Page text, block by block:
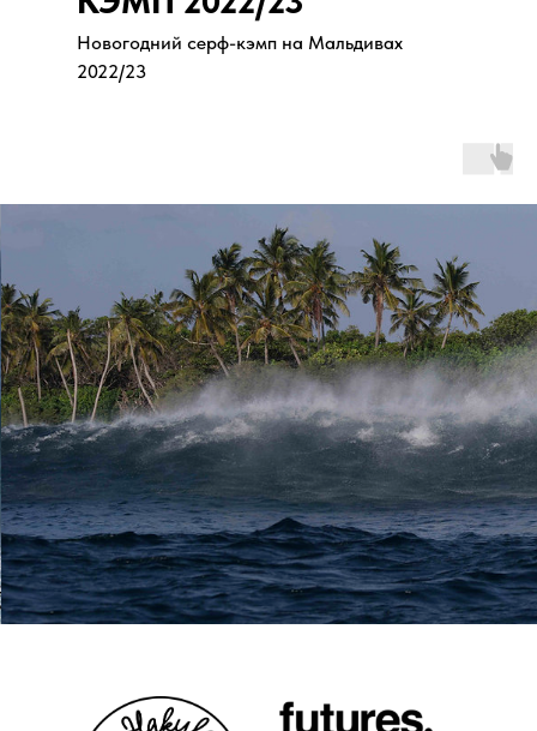
Новогодний серф-кэмп на Мальдивах
2022/23